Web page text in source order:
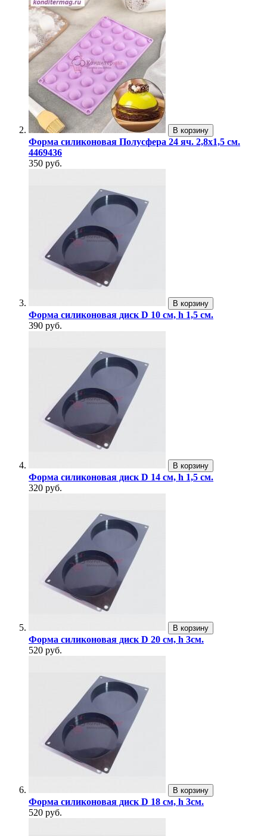
В корзину
Форма силиконовая Полусфера 24 яч. 2,8х1,5 см.
4469436
350 руб.
В корзину
Форма силиконовая диск D 10 см, h 1,5 см.
390 руб.
В корзину
Форма силиконовая диск D 14 см, h 1,5 см.
320 руб.
В корзину
Форма силиконовая диск D 20 см, h 3см.
520 руб.
В корзину
Форма силиконовая диск D 18 см, h 3см.
520 руб.